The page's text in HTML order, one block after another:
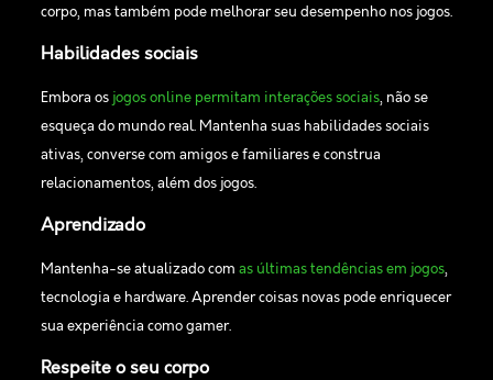
corpo, mas também pode melhorar seu desempenho nos jogos.
Habilidades sociais
Embora os jogos online permitam interações sociais, não se
esqueça do mundo real. Mantenha suas habilidades sociais
ativas, converse com amigos e familiares e construa
relacionamentos, além dos jogos.
Aprendizado
Mantenha-se atualizado com as últimas tendências em jogos,
tecnologia e hardware. Aprender coisas novas pode enriquecer
sua experiência como gamer.
Respeite o seu corpo